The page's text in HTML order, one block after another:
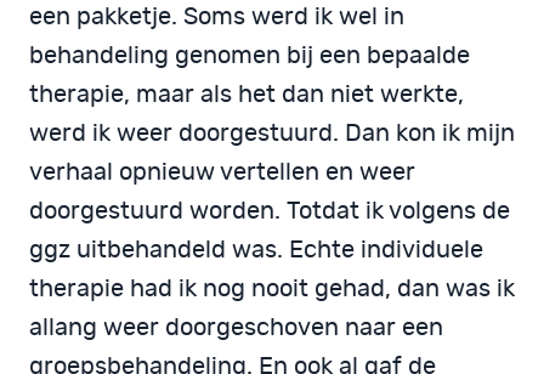
een pakketje. Soms werd ik wel in
behandeling genomen bij een bepaalde
therapie, maar als het dan niet werkte,
werd ik weer doorgestuurd. Dan kon ik mijn
verhaal opnieuw vertellen en weer
doorgestuurd worden. Totdat ik volgens de
ggz uitbehandeld was. Echte individuele
therapie had ik nog nooit gehad, dan was ik
allang weer doorgeschoven naar een
groepsbehandeling. En ook al gaf de